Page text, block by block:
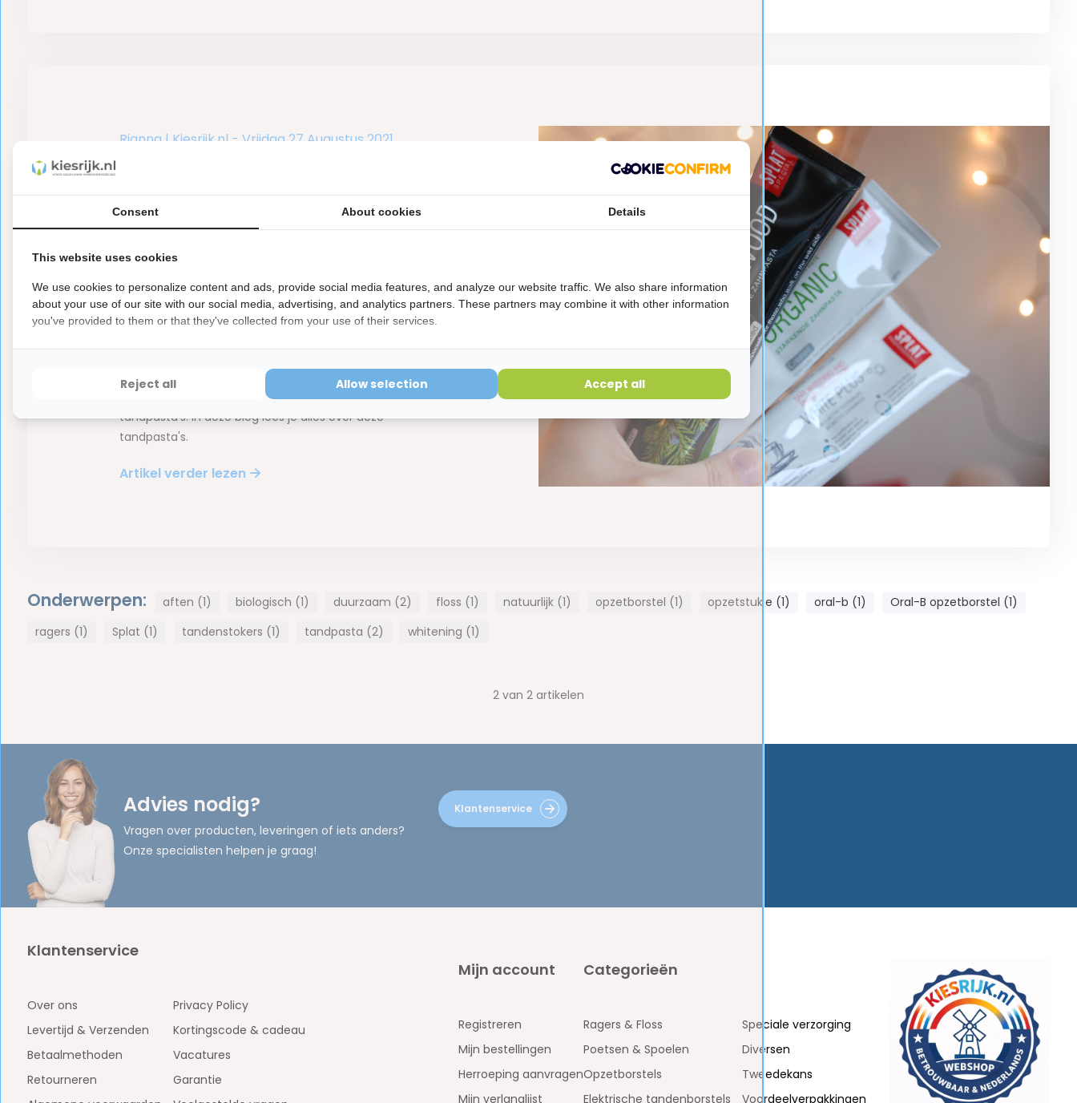
Rianna | Kiesrijk.nl - Vrijdag 27 Augustus 2021
natuurlijke ingrediënten
houden met het klimaat en te kiezen voor duurzame
proberen wij ook bij te dragen aan duurzaamheid en een
beter klimaat. Zo hergebruiken wij materialen van onze
minimaliseren. Binnen ons assortiment willen wij graag
duurzame producten promoten, zo ook de Splat
tandpasta’s. In deze blog lees je alles over deze
tandpasta's.
Artikel verder lezen
Onderwerpen: aften (1) biologisch (1) duurzaam (2) floss (1) natuurlijk (1) opzetborstel (1) opzetstukje (1) oral-b (1)
Oral-B opzetborstel (1)
ragers (1)
Splat (1) tandenstokers (1) tandpasta (2) whitening (1)
2van 2artikelen
Advies nodig?
Vragen over producten, leveringen of iets anders?
Onze specialisten helpen je graag!
Klantenservice
Klantenservice
Over ons
Levertijd & Verzenden
Betaalmethoden
Retourneren
Privacy Policy
Kortingscode & cadeau
Vacatures
Garantie
Mijn account
Registreren
Mijn bestellingen
Herroeping aanvragen
Mijn verlanglijst
Categorieën
Ragers & Floss
Poetsen & Spoelen
Opzetborstels
Elektrische tandenborstels
Speciale verzorging
Diversen
Tweedekans
Voordeelverpakkingen
Consent About cookies Details
This website uses cookies
We use cookies to personalize content and ads, provide social media features, and analyze our website traffic. We also share information
about your use of our site with our social media, advertising, and analytics partners. These partners may combine it with other information
you've provided to them or that they've collected from your use of their services.
Reject all Allow selection Accept all